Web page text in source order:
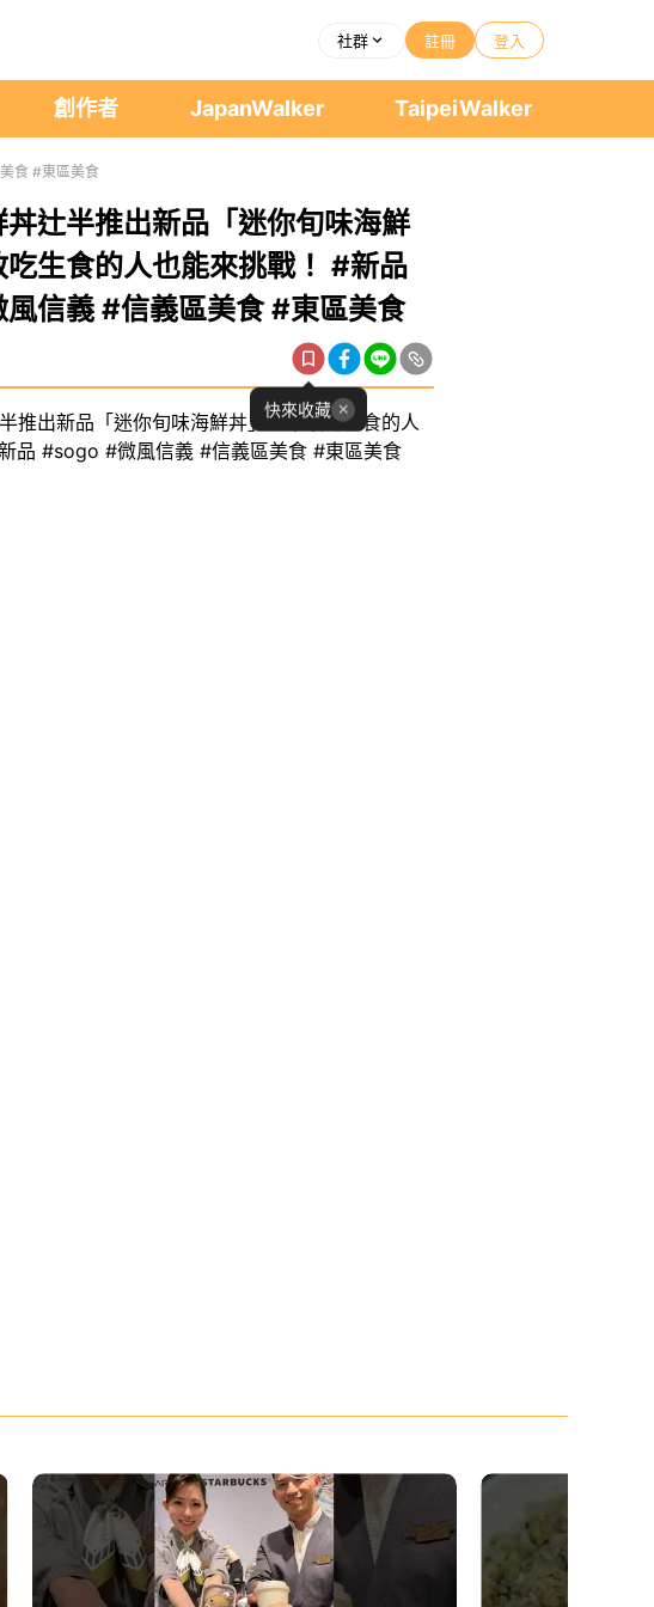
社群 註冊 登入
創作者 JapanWalker TaipeiWalker
食 #東區美食
丼辻半推出新品「迷你旬味海鮮
吃生食的人也能來挑戰！ #新品
信義 #信義區美食 #東區美食
快來收藏
推出新品「迷你旬味海鮮丼」🥢不敢吃生食的人
品 #sogo #微風信義 #信義區美食 #東區美食